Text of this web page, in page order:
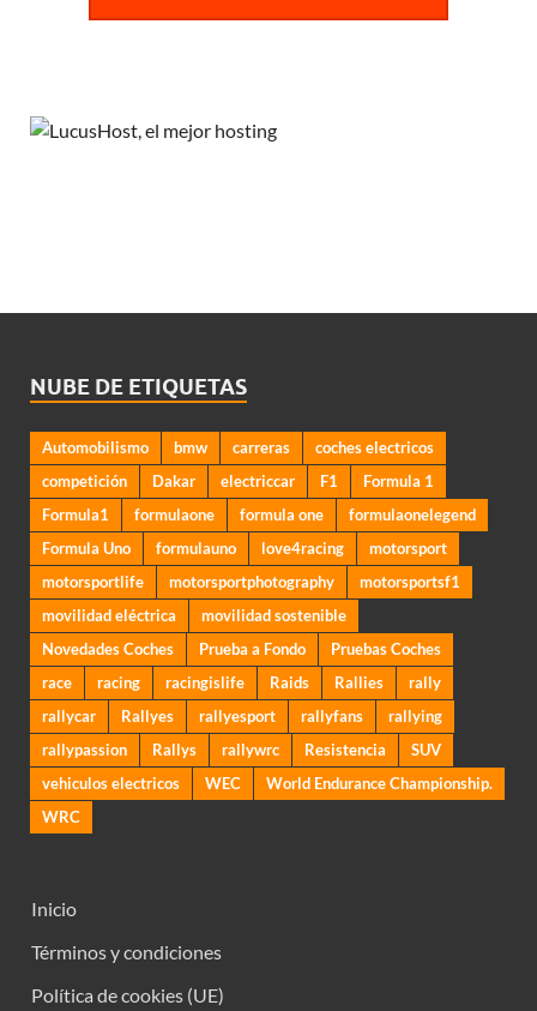
NUBE DE ETIQUETAS
Automobilismo bmw carreras
coches electricos
competición
Dakar electriccar F1
Formula 1
Formula1
formulaone formula one
formulaonelegend
Formula Uno
formulauno love4racing
motorsport
motorsportlife
motorsportphotography
motorsportsf1
movilidad eléctrica
movilidad sostenible
Novedades Coches
Prueba a Fondo
Pruebas Coches
race
racing racingislife Raids Rallies
rally
rallycar
Rallyes rallyesport rallyfans
rallying
rallypassion
Rallys rallywrc Resistencia
SUV
vehiculos electricos
WEC
World Endurance Championship.
WRC
Inicio
Términos y condiciones
Política de cookies (UE)